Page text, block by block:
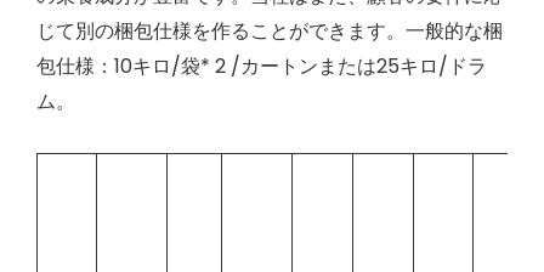
じて別の梱包仕様を作ることができます。一般的な梱
包仕様：10キロ/袋* 2 /カートンまたは25キロ/ドラ
ム。